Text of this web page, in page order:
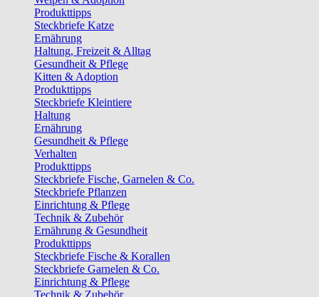
Produkttipps
Steckbriefe Katze
Ernährung
Haltung, Freizeit & Alltag
Gesundheit & Pflege
Kitten & Adoption
Produkttipps
Steckbriefe Kleintiere
Haltung
Ernährung
Gesundheit & Pflege
Verhalten
Produkttipps
Steckbriefe Fische, Garnelen & Co.
Steckbriefe Pflanzen
Einrichtung & Pflege
Technik & Zubehör
Ernährung & Gesundheit
Produkttipps
Steckbriefe Fische & Korallen
Steckbriefe Garnelen & Co.
Einrichtung & Pflege
Technik & Zubehör